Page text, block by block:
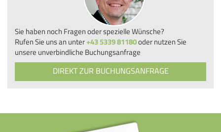
Sie haben noch Fragen oder spezielle Wünsche?
Rufen Sie uns an unter+43 5339 81180oder nutzen Sie
unsere unverbindliche Buchungsanfrage
DIREKT ZUR BUCHUNGSANFRAGE